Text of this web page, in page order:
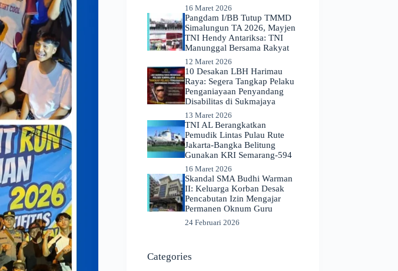
16 Maret 2026
Pangdam I/BB Tutup TMMD
Simalungun TA 2026, Mayjen
TNI Hendy Antariksa: TNI
Manunggal Bersama Rakyat
12 Maret 2026
​10 Desakan LBH Harimau
Raya: Segera Tangkap Pelaku
Penganiayaan Penyandang
Disabilitas di Sukmajaya
13 Maret 2026
TNI AL Berangkatkan
Pemudik Lintas Pulau Rute
Jakarta-Bangka Belitung
Gunakan KRI Semarang-594
16 Maret 2026
Skandal SMA Budhi Warman
II: Keluarga Korban Desak
Pencabutan Izin Mengajar
Permanen Oknum Guru
24 Februari 2026
Categories